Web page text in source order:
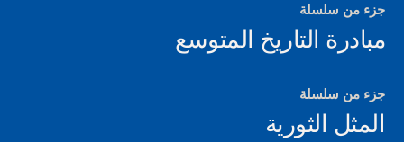
جزء من سلسلة
مبادرة التاريخ المتوسع
جزء من سلسلة
المثل الثورية